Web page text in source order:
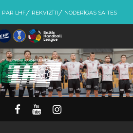
PAR LHF REKVIZĪTI NODERĪGAS SAITES